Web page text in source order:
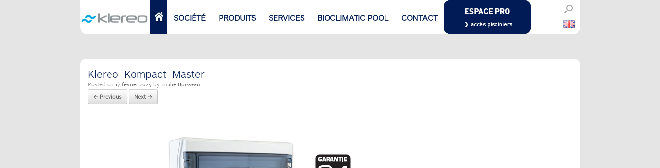
ACCUEILSOCIÉTÉ PRODUITS SERVICES BIOCLIMATIC POOL CONTACT PISCINIERS
Klereo_Kompact_Master
Posted on 17 février 2025 by Emilie Boisseau
← Previous Next →